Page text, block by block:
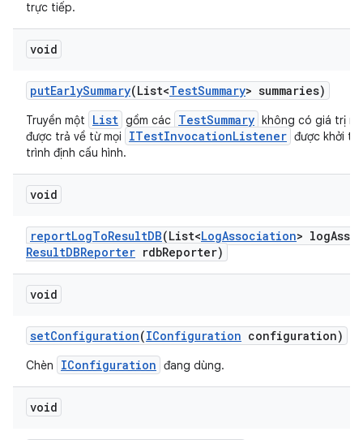
trực tiếp.
void
putEarlySummary(List<TestSummary> summaries)
Truyền một List gồm các TestSummary không có giá trị
được trả về từ mọi
ITestInvocationListener được khởi
trình định cấu hình.
void
reportLogToResultDB(List<LogAssociation> log
ResultDBReporter rdbReporter)
void
setConfiguration(IConfiguration configuration)
Chèn IConfiguration đang dùng.
void